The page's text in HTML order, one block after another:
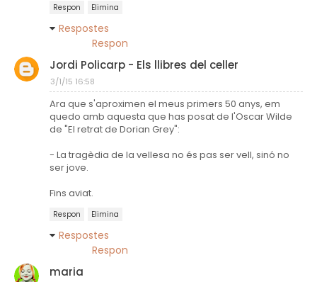
Respon Elimina
Respostes
Respon
Jordi Policarp - Els llibres del celler
3/1/15 16:58
Ara que s'aproximen el meus primers 50 anys, em
quedo amb aquesta que has posat de l'Oscar Wilde
de "El retrat de Dorian Grey":
- La tragèdia de la vellesa no és pas ser vell, sinó no
ser jove.
Fins aviat.
Respon Elimina
Respostes
Respon
maria